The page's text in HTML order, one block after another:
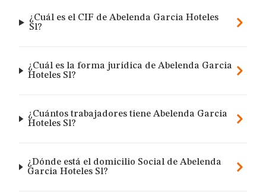
¿Cuál es el CIF de Abelenda Garcia Hoteles
Sl?
¿Cuál es la forma jurídica de Abelenda Garcia
Hoteles Sl?
¿Cuántos trabajadores tiene Abelenda Garcia
Hoteles Sl?
¿Dónde está el domicilio Social de Abelenda
Garcia Hoteles Sl?